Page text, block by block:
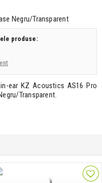
Negru/Transparent
produse:
ear KZ Acoustics AS16 Pro
Transparent.